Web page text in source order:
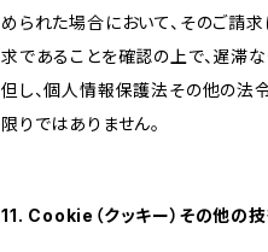
められた場合において、そのご請
求であることを確認の上で、遅滞
但し、個人情報保護法その他の法
限りではありません。
11. Cookie（クッキー）その他の